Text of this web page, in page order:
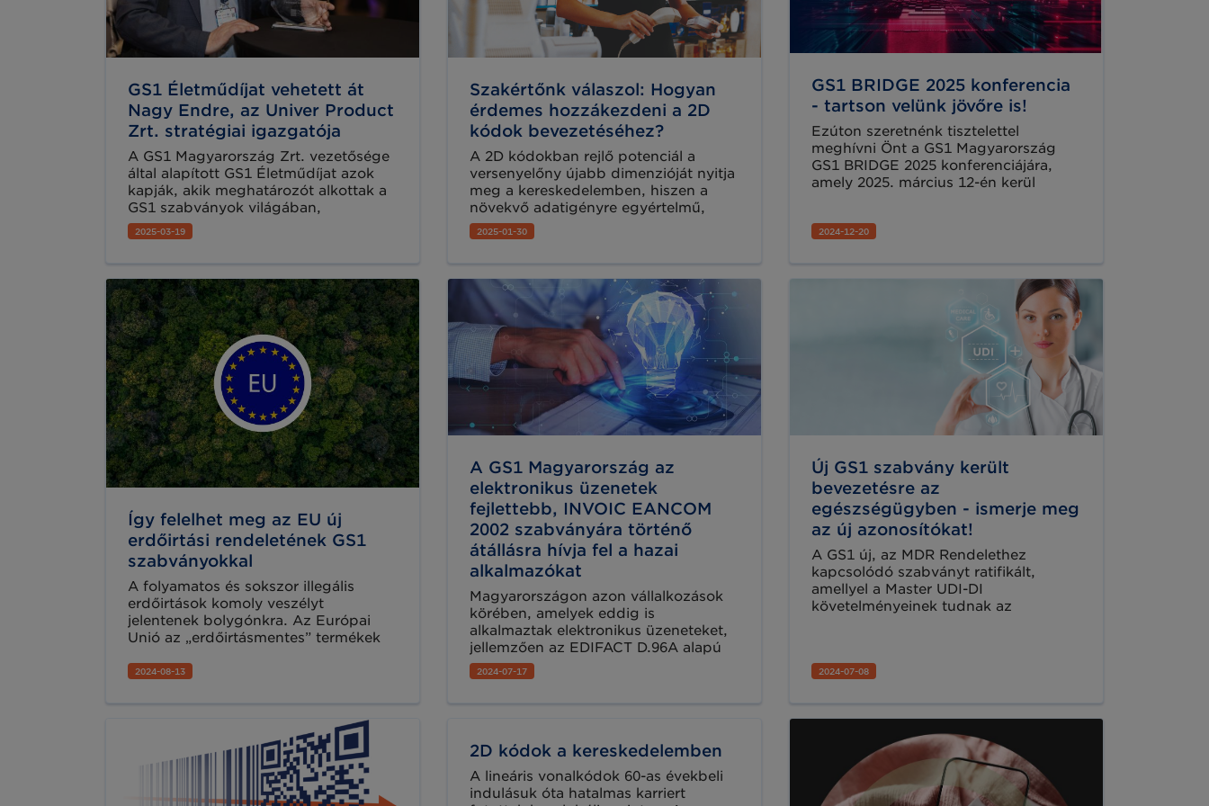
GS1 Életműdíjat vehetett át
Nagy Endre, az Univer Product
Zrt. stratégiai igazgatója
A GS1 Magyarország Zrt. vezetősége
által alapított GS1 Életműdíjat azok
kapják, akik meghatározót alkottak a
GS1 szabványok világában,
szakemberként és vezetőként is
nagyban hozzájárultak Társaságunk
a hazai vállalkozások szabványokon
alapuló, hatékony működéséhez. A
GS1 Életműdíj idei átadására 2025.
március 12-én került sor, a GS1
BRIDGE 2025 konferencia keretében.
2025-03-19
Szakértőnk válaszol: Hogyan
érdemes hozzákezdeni a 2D
kódok bevezetéséhez?
A 2D kódokban rejlő potenciál a
versenyelőny újabb dimenzióját nyitja
meg a kereskedelemben, hiszen a
növekvő adatigényre egyértelmű,
kényelmes, innovatív megoldást nyújt,
és akár már holnap elkezdhető a
piacvezető vállalatai egyetértettek
abban, hogy egy közös, mindenki
számára előnyös célt kell kitűzni az
iparág jövője szempontjából: ezért
döntöttek úgy, hogy áttérnek a
hagyományos, jelenleg minden
termék csomagolásán feltüntetett
EAN/UPC típusú vonalkódokról a 2D
2025-01-30
GS1 BRIDGE 2025 konferencia
- tartson velünk jövőre is!
Ezúton szeretnénk tisztelettel
meghívni Önt a GS1 Magyarország
GS1 BRIDGE 2025 konferenciájára,
amely 2025. március 12-én kerül
68.) Budapesten. A GS1 BRIDGE egy
képviselőivel, gazdasági és iparági
szakértőkkel, szolgáltatókkal.
2024-12-20
Így felelhet meg az EU új
erdőirtási rendeletének GS1
szabványokkal
A folyamatos és sokszor illegális
erdőirtások komoly veszélyt
jelentenek bolygónkra. Az Európai
Unió az „erdőirtásmentes” termékek
előmozdító jogi szabályozás, az
erdőpusztulások mértéke. A GS1
Európa ingyenes angol nyelvű
webinart szervez 2024. szeptember 3-
án 14 órakor, hogy útmutatást adjon a
2024-08-13
A GS1 Magyarország az
elektronikus üzenetek
fejlettebb, INVOIC EANCOM
2002 szabványára történő
átállásra hívja fel a hazai
alkalmazókat
Magyarországon azon vállalkozások
körében, amelyek eddig is
alkalmaztak elektronikus üzeneteket,
jellemzően az EDIFACT D.96A alapú
EANCOM 1997 szabvány terjedt el. A
mielőbbi átállást a fejlettebb, INVOIC
2024-07-17
Új GS1 szabvány került
bevezetésre az
egészségügyben - ismerje meg
az új azonosítókat!
A GS1 új, az MDR Rendelethez
kapcsolódó szabványt ratifikált,
amellyel a Master UDI-DI
követelményeinek tudnak az
követelmények a kontaktlencséket,
2024-07-08
2D kódok a kereskedelemben
A lineáris vonalkódok 60-as évekbeli
indulásuk óta hatalmas karriert